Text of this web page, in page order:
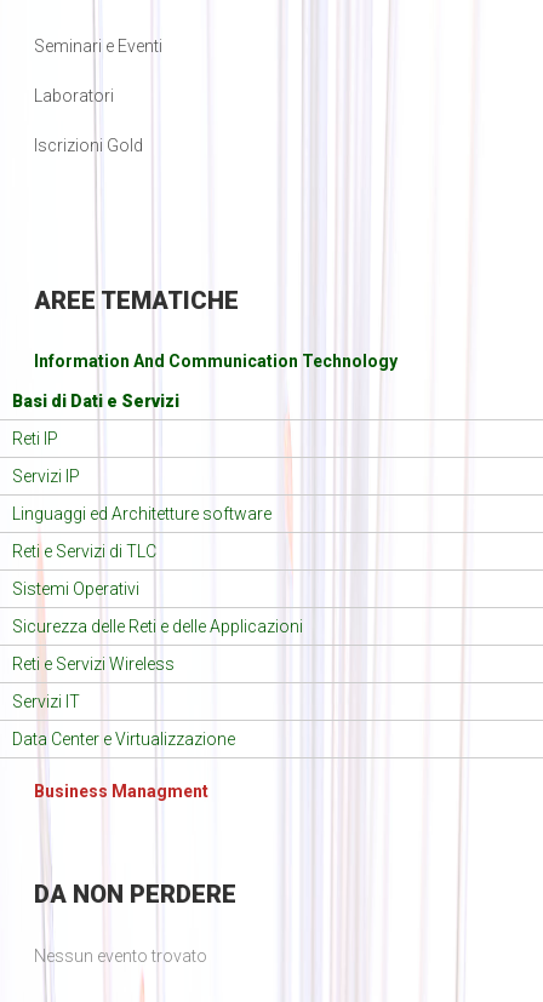
Seminari e Eventi
Laboratori
Iscrizioni Gold
AREE TEMATICHE
Information And Communication Technology
Basi di Dati e Servizi
Reti IP
Servizi IP
Linguaggi ed Architetture software
Reti e Servizi di TLC
Sistemi Operativi
Sicurezza delle Reti e delle Applicazioni
Reti e Servizi Wireless
Servizi IT
Data Center e Virtualizzazione
Business Managment
DANON PERDERE
Nessun evento trovato